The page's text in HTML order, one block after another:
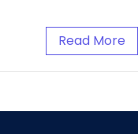
Read More